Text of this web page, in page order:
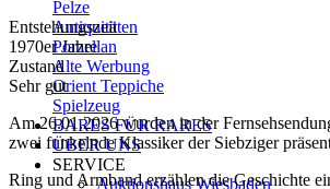
Pelze
Antiquitäten
Porzellan
Alte Werbung
Orient Teppiche
Spielzeug
BARES FÜR RARES
ÜBER UNS
SERVICE
Auktionshaus Wiesbaden
Entstehungszeit
1970er Jahre
Zustand
Sehr gut
Am 26.01.2026 wurden in der
zwei funkelnde Klassiker der Siebziger
Ring und Armband erzählen die Geschichte